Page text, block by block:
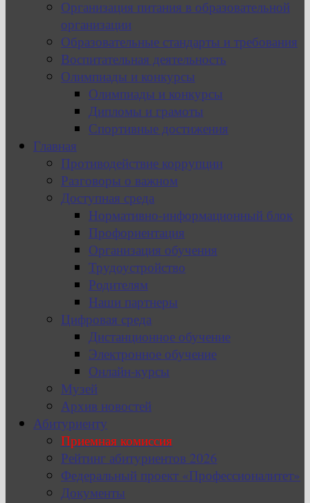
Организация питания в образовательной
организации
Образовательные стандарты и требования
Воспитательная деятельность
Олимпиады и конкурсы
Олимпиады и конкурсы
Дипломы и грамоты
Спортивные достижения
Главная
Противодействие коррупции
Разговоры о важном
Доступная среда
Нормативно-информационный блок
Профориентация
Организация обучения
Трудоустройство
Родителям
Наши партнеры
Цифровая среда
Дистанционное обучение
Электронное обучение
Онлайн-курсы
Музей
Архив новостей
Абитуриенту
Приемная комиссия
Рейтинг абитуриентов 2026
Федеральный проект «Профессионалитет»
Документы